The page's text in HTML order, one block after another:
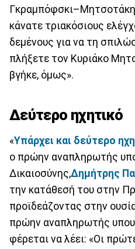
Γκραμπόφσκι–Μητσοτάκη
κάνατε τριακόσιους
δεμένους για να τη
πλήξετε τον Κυριάκο
βγήκε, όμως».
Δεύτερο ηχητικό
«Υπάρχει και δεύτερο
ο πρώην αναπληρωτής
Δικαιοσύνης,Δημήτρης
την κατάθεσή του στην
προϊδεάζοντας στην
πρώην αναπληρωτής
φέρεται να λέει: «Οι